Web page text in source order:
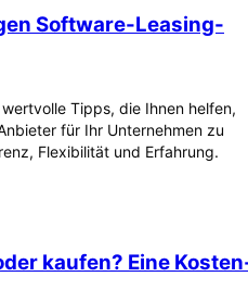
Software-Leasing-
Tipps, die Ihnen helfen,
für Ihr Unternehmen zu
Flexibilität und Erfahrung.
kaufen? Eine